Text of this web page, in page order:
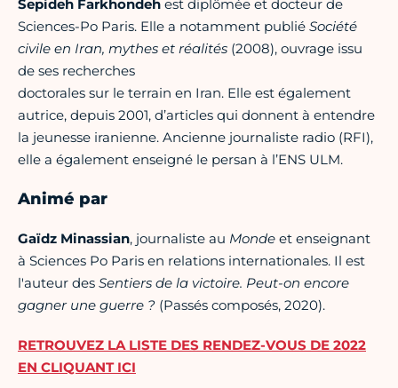
Sepideh Farkhondeh est diplômée et docteur de
Sciences-Po Paris. Elle a notamment publié Société
civile en Iran, mythes et réalités (2008), ouvrage issu
de ses recherches
doctorales sur le terrain en Iran. Elle est également
autrice, depuis 2001, d’articles qui donnent à entendre
la jeunesse iranienne. Ancienne journaliste radio (RFI),
elle a également enseigné le persan à l’ENS ULM.
Animé par
Gaïdz Minassian, journaliste au Monde et enseignant
à Sciences Po Paris en relations internationales. Il est
l'auteur des Sentiers de la victoire. Peut-on encore
gagner une guerre ? (Passés composés, 2020).
RETROUVEZ LA LISTE DES RENDEZ-VOUS DE 2022
EN CLIQUANT ICI